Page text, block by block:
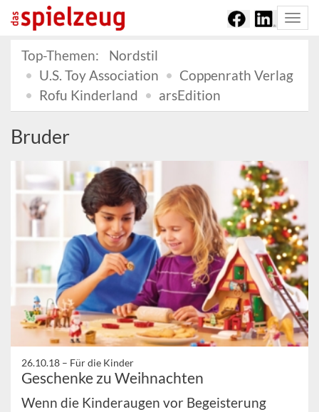
Top-Themen:
Nordstil
U.S. Toy Association
Coppenrath Verlag
Rofu Kinderland
arsEdition
Bruder
26.10.18 – Für die Kinder
Geschenke zu Weihnachten
Wenn die Kinderaugen vor Begeisterung